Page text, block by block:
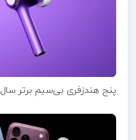
پنج هندزفری بی‌سیم برتر سال ۲۰۲۶